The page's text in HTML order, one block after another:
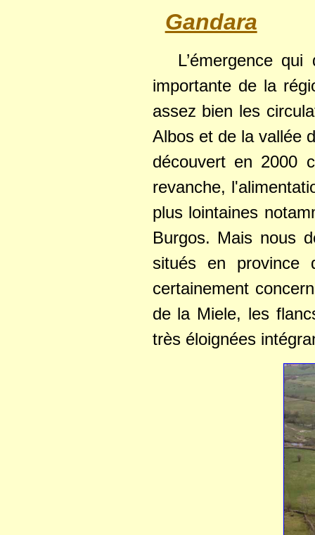
Gandara
L’émergence
importante de la
assez bien les
Albos et de la vallée
découvert en 2000
revanche,
plus lointaines
Burgos. Mais nous
situés en
certainement
de la Miele, les
très éloignées